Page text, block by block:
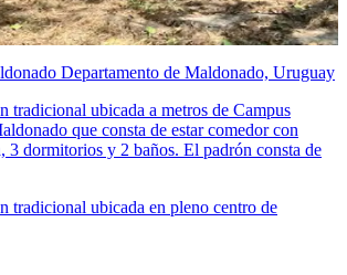
Departamento de Maldonado, Uruguay
tradicional ubicada a metros de Campus
que consta de estar comedor con
3 dormitorios y 2 baños. El padrón consta de
tradicional ubicada en pleno centro de